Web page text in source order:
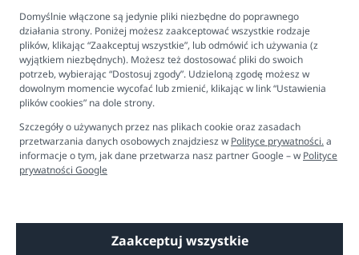
Ustawienia plików cookies
Biuro obsługi klienta
Pon. - Pt. 9:00 - 16:00
Copyright © 2026 Dobre Liski - Bezpieczne dzieci, spokojne mamy
Domyślnie włączone są jedynie pliki niezbędne do poprawnego
działania strony. Poniżej możesz zaakceptować wszystkie rodzaje
plików, klikając “Zaakceptuj wszystkie”, lub odmówić ich używania (z
wyjątkiem niezbędnych). Możesz też dostosować pliki do swoich
potrzeb, wybierając “Dostosuj zgody”. Udzieloną zgodę możesz w
dowolnym momencie wycofać lub zmienić, klikając w link “Ustawienia
plików cookies” na dole strony.
Szczegóły o używanych przez nas plikach cookie oraz zasadach
przetwarzania danych osobowych znajdziesz w Polityce prywatności.a
informacje o tym, jak dane przetwarza nasz partner Google – w Polityce
prywatności Google
Zaakceptuj wszystkie